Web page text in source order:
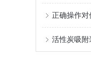
活性炭吸